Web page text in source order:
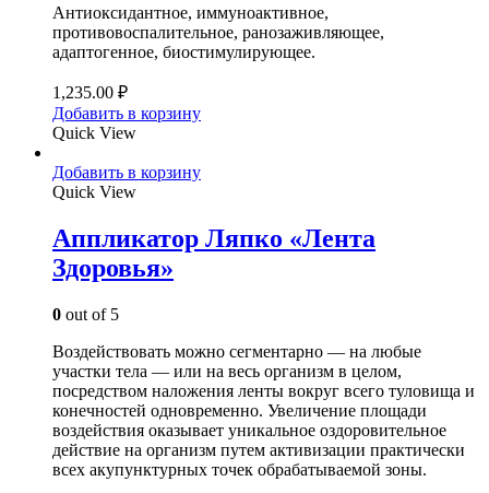
Антиоксидантное, иммуноактивное,
противовоспалительное, ранозаживляющее,
адаптогенное, биостимулирующее.
1,235.00 ₽
Добавить в корзину
Quick View
Добавить в корзину
Quick View
Аппликатор Ляпко «Лента
Здоровья»
0 out of 5
Воздействовать можно сегментарно — на любые
участки тела — или на весь организм в целом,
посредством наложения ленты вокруг всего туловища и
конечностей одновременно. Увеличение площади
воздействия оказывает уникальное оздоровительное
действие на организм путем активизации практически
всех акупунктурных точек обрабатываемой зоны.